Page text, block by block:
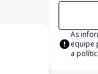
As
equipe
a